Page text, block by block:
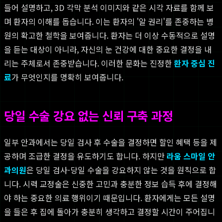
들어 설명하고, 3D 각막 분석 이미지와 같은 시각 자료를 함께 보
며 환자의 이해를 돕습니다. 이는 환자의 '알 권리'를 존중하는 병
원의 확고한 철학을 보여줍니다. 환자는 더 이상 수동적으로 설명
을 듣는 대상이 아니라, 자신의 눈 건강에 대한 중요한 결정을 내
리는 주체로서 존중받습니다. 이러한 문화는 진정한환자 중심 진
료가 무엇인지를 명확히 보여줍니다.
당일 수술 강요 없는 신뢰 구축 과정
일부 안과에서는 당일 검사 후 수술을 결정하면 할인 혜택 등을 제
공하며 조급한 결정을 유도하기도 합니다. 하지만 라움 스마일 안
과의원은 당일 검사-당일 수술을 강요하지 않는 것을 원칙으로 합
니다. 시력 교정술은 신중한 고민과 충분한 정보 습득 후에 결정해
야 하는 중요한 의료 행위이기 때문입니다. 환자에게는 모든 설명
을 들은 후 집에 돌아가 충분히 생각하고 결정할 시간이 주어집니